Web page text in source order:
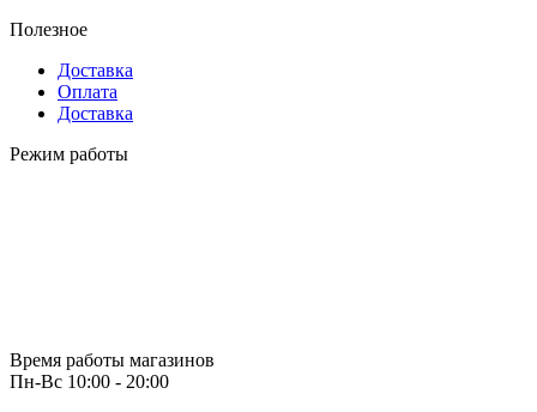
Полезное
Доставка
Оплата
Доставка
Режим работы
Время работы магазинов
Пн-Вс 10:00 - 20:00